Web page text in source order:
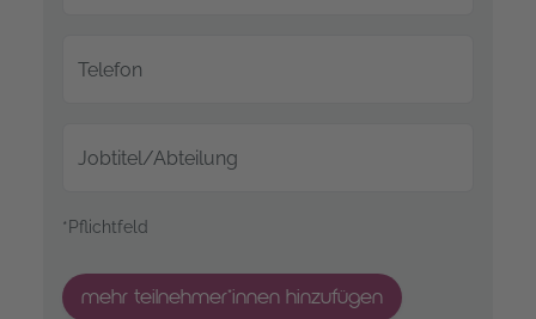
Telefon
Jobtitel/Abteilung
*Pflichtfeld
mehr teilnehmer*innen hinzufügen